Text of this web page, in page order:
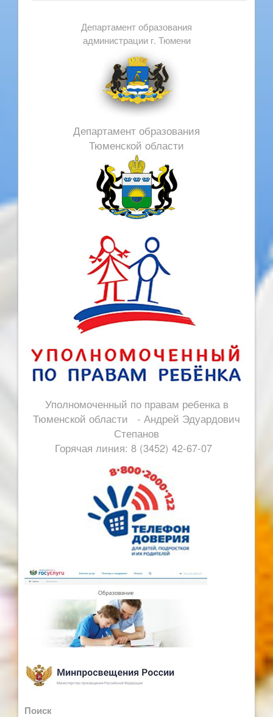
Департамент образования
администрации г. Тюмени
Департамент образования
Тюменской области
Уполномоченный по правам ребенка в
Тюменской области - Андрей Эдуардович
Степанов
Горячая линия: 8 (3452) 42-67-07
Поиск